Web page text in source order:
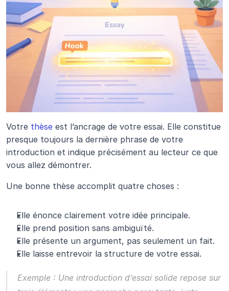
Votre thèse est l’ancrage de votre essai. Elle constitue
presque toujours la dernière phrase de votre
introduction et indique précisément au lecteur ce que
vous allez démontrer.
Une bonne thèse accomplit quatre choses :
Elle énonce clairement votre idée principale.
Elle prend position sans ambiguïté.
Elle présente un argument, pas seulement un fait.
Elle laisse entrevoir la structure de votre essai.
Exemple : Une introduction d’essai solide repose sur